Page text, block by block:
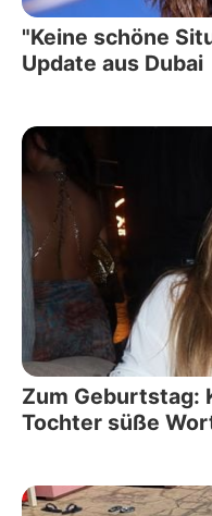
"Keine schöne
Update aus Dubai
Zum Geburtstag:
Tochter süße